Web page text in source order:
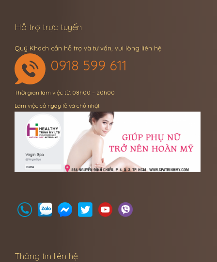
Hỗ trợ trực tuyến
Quý Khách cần hỗ trợ và tư vấn, vui lòng liên hệ:
0918 599 611
Thời gian làm việc từ: 08h00 – 20h00
Làm việc cả ngày lễ và chủ nhật
Thông tin liên hệ